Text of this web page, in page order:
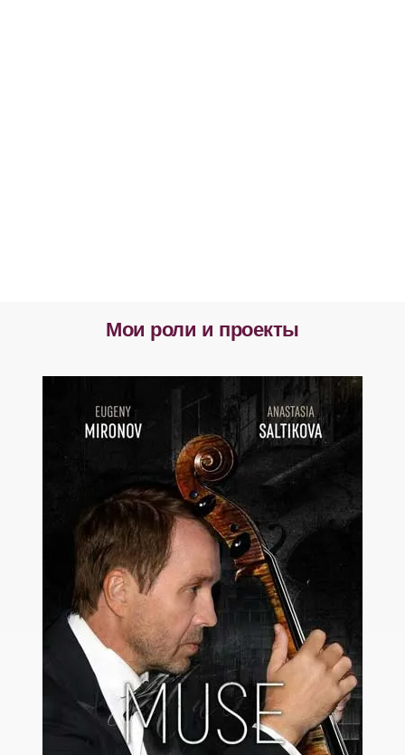
Мои роли и проекты